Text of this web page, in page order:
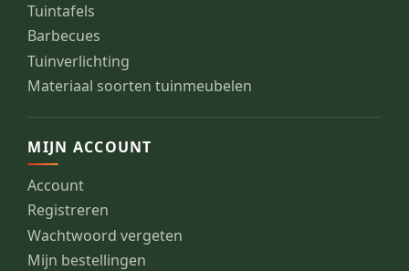
Tuintafels
Barbecues
Tuinverlichting
Materiaal soorten tuinmeubelen
MIJN ACCOUNT
Account
Registreren
Wachtwoord vergeten
Mijn bestellingen